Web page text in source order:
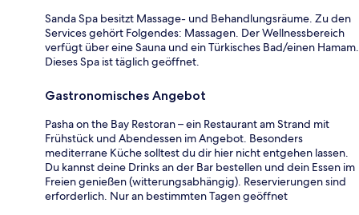
Sanda Spa besitzt Massage- und Behandlungsräume. Zu den
Services gehört Folgendes: Massagen. Der Wellnessbereich
verfügt über eine Sauna und ein Türkisches Bad/einen Hamam.
Dieses Spa ist täglich geöffnet.
Gastronomisches Angebot
Pasha on the Bay Restoran – ein Restaurant am Strand mit
Frühstück und Abendessen im Angebot. Besonders
mediterrane Küche solltest du dir hier nicht entgehen lassen.
Du kannst deine Drinks an der Bar bestellen und dein Essen im
Freien genießen (witterungsabhängig). Reservierungen sind
erforderlich. Nur an bestimmten Tagen geöffnet